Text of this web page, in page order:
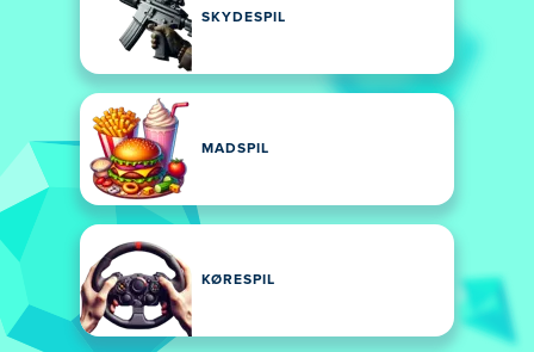
SKYDESPIL
MADSPIL
KØRESPIL